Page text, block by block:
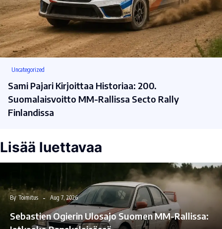
Uncategorized
Sami Pajari Kirjoittaa Historiaa: 200.
Suomalaisvoitto MM-Rallissa Secto Rally
Finlandissa
Lisää luettavaa
By Toimitus Aug 7, 2026
Sebastien Ogierin Ulosajo Suomen MM-Rallissa: